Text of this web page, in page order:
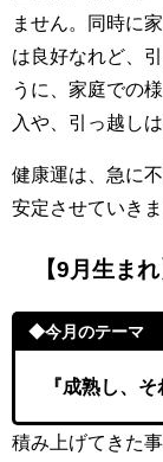
ません。同時に
は良好なれど、
うに、家庭での
入や、引っ越し
健康運は、急に
安定させていき
【9月生ま
◆今月のテーマ
『成熟し、
積み上げてきた